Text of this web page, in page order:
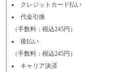
クレジットカード払い
代金引換
（手数料：税込245円）
後払い
（手数料：税込245円）
キャリア決済